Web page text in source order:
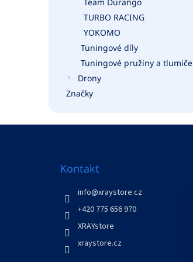
TURBO RACING
YOKOMO
Tuningové díly
Tuningové pružiny a tlumiče
Drony
Značky
Kontakt
info@xraystore.cz
+420 775 656 970
XRAYstore
xraystore.cz